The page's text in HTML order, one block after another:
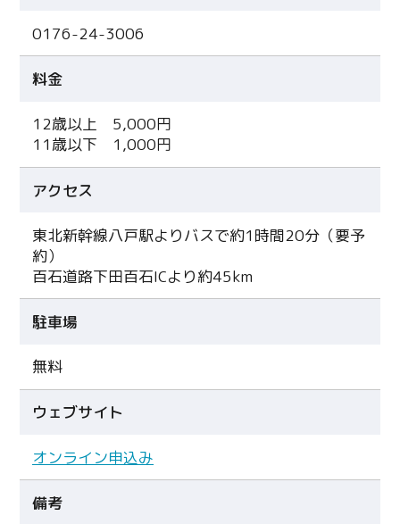
0176-24-3006
料金
12歳以上 5,000円
11歳以下 1,000円
アクセス
東北新幹線八戸駅よりバスで約1時間20分（要予
約）
百石道路下田百石ICより約45km
駐車場
無料
ウェブサイト
オンライン申込み
備考